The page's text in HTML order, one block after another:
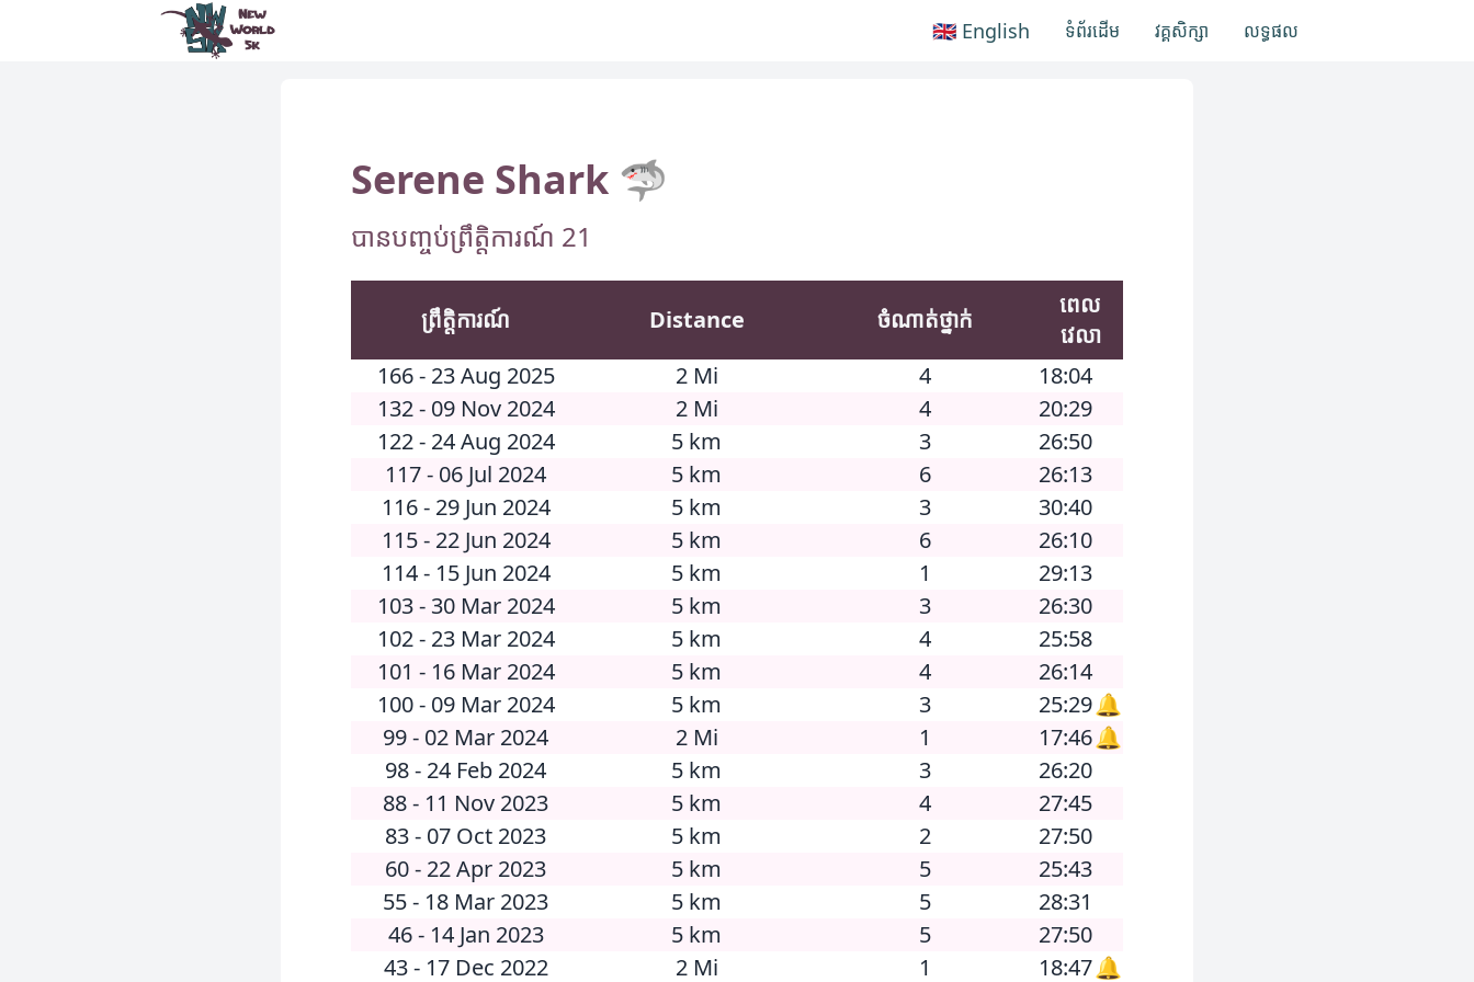
New World 5k
🇬🇧 English ទំព័រដើម វគ្គសិក្សា លទ្ធផល
Serene Shark 🦈
បានបញ្ចប់ព្រឹត្តិការណ៍ 21
ព្រឹត្តិការណ៍ Distance ចំណាត់ថ្នាក់
ពេល
វេលា
166 - 23 Aug 2025
2 Mi 4
18:04
132 - 09 Nov 2024
2 Mi 4
20:29
122 - 24 Aug 2024
5 km 3
26:50
117 - 06 Jul 2024
5 km 6
26:13
116 - 29 Jun 2024
5 km 3
30:40
115 - 22 Jun 2024
5 km 6
26:10
114 - 15 Jun 2024
5 km 1
29:13
103 - 30 Mar 2024
5 km 3
26:30
102 - 23 Mar 2024
5 km 4
25:58
101 - 16 Mar 2024
5 km 4
26:14
100 - 09 Mar 2024
5 km 3 25:29🔔
99 - 02 Mar 2024
2 Mi 1 17:46🔔
98 - 24 Feb 2024
5 km 3
26:20
88 - 11 Nov 2023
5 km 4
27:45
83 - 07 Oct 2023
5 km 2
27:50
60 - 22 Apr 2023
5 km 5
25:43
55 - 18 Mar 2023
5 km 5
28:31
46 - 14 Jan 2023
5 km 5
27:50
43 - 17 Dec 2022
2 Mi 1 18:47🔔